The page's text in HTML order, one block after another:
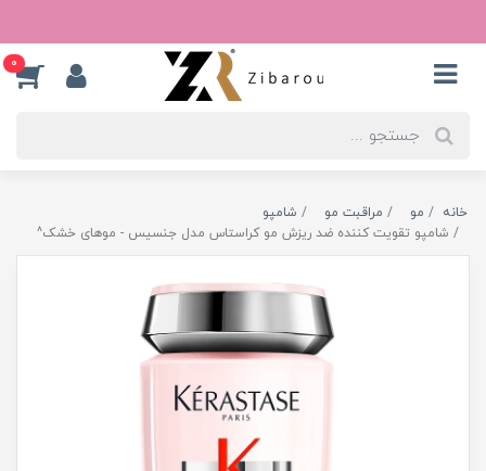
0
خانه مو مراقبت مو
شامپو
شامپو تقویت کننده ضد ریزش مو کراستاس مدل جنسیس - موهای خشک^